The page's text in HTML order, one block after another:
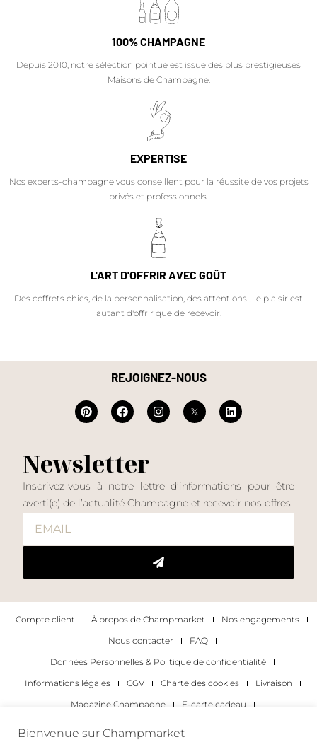
100% CHAMPAGNE
Depuis 2010, notre sélection pointue est issue des plus prestigieuses
Maisons de Champagne.
EXPERTISE
Nos experts-champagne vous conseillent pour la réussite de vos projets
privés et professionnels.
L'ART D'OFFRIR AVEC GOÛT
Des coffrets chics, de la personnalisation, des attentions… le plaisir est
autant d'offrir que de recevoir.
REJOIGNEZ-NOUS
Newsletter
Inscrivez-vous à notre lettre d’informations pour être
averti(e) de l’actualité Champagne et recevoir nos offres
Compte client À propos de Champmarket
Nos engagements
Nous contacter
FAQ
Données Personnelles & Politique de confidentialité
Informations légales
CGV Charte des cookies
Livraison
Magazine Champagne
E-carte cadeau
Bienvenue sur Champmarket